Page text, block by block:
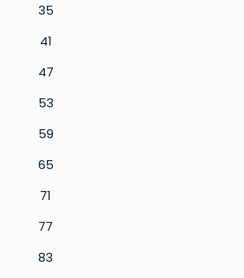
35
41
47
53
59
65
71
77
83